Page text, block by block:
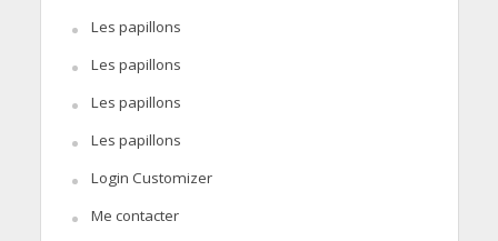
Les papillons
Les papillons
Les papillons
Les papillons
Login Customizer
Me contacter